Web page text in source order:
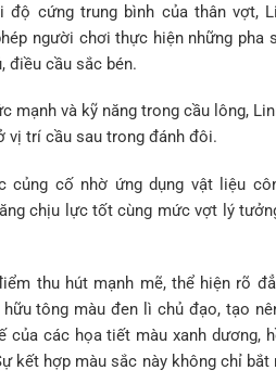
cứng trung bình của thân vợt,
người chơi thực hiện những pha
điều cầu sắc bén.
và kỹ năng trong cầu lông,
vị trí cầu sau trong đánh đôi.
cố nhờ ứng dụng vật liệu
chịu lực tốt cùng mức vợt lý
thu hút mạnh mẽ, thể hiện rõ
tông màu đen lì chủ đạo, tạo
các họa tiết màu xanh dương,
kết hợp màu sắc này không chỉ